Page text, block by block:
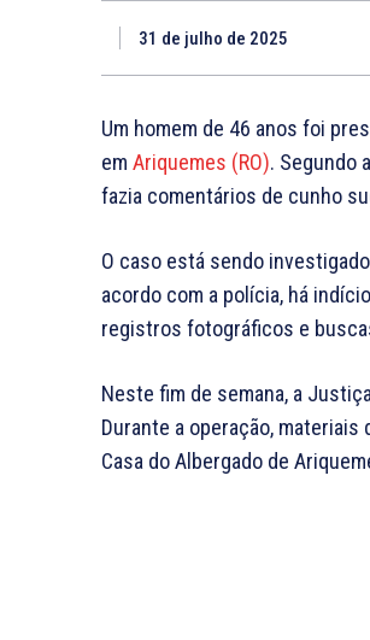
31 de julho de 2025
Um homem de 46 anos foi
em Ariquemes (RO). Segundo
fazia comentários de cunho
O caso está sendo
acordo com a polícia, há
registros fotográficos e
Neste fim de semana, a
Durante a operação,
Casa do Albergado de